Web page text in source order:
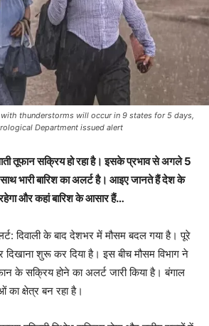
thunderstorms will occur in 9 states for 5 days,
Department issued alert
तूफान सक्रिय हो रहा है। इसके प्रभाव से अगले 5
भारी बारिश का अलर्ट है। आइए जानते हैं देश के
और कहां बारिश के आसार हैं…
दिवाली के बाद देशभर में मौसम बदल गया है। पूरे
शुरू कर दिया है। इस बीच मौसम विभाग ने
के सक्रिय होने का अलर्ट जारी किया है। बंगाल
का क्षेत्र बन रहा है।